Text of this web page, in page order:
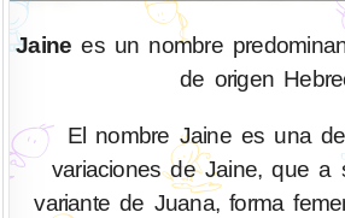
Jaine es un nombre
de origen
El nombre Jaine es una
variaciones de Jaine, que a
variante de Juana, forma